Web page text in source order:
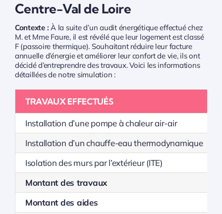
Centre-Val de Loire
Contexte : À la suite d’un audit énergétique effectué chez
M. et Mme Faure, il est révélé que leur logement est classé
F (passoire thermique). Souhaitant réduire leur facture
annuelle d’énergie et améliorer leur confort de vie, ils ont
décidé d’entreprendre des travaux. Voici les informations
détaillées de notre simulation :
TRAVAUX EFFECTUÉS
Installation d’une pompe à chaleur air-air
Installation d’un chauffe-eau thermodynamique
Isolation des murs par l’extérieur (ITE)
Montant des travaux
Montant des aides